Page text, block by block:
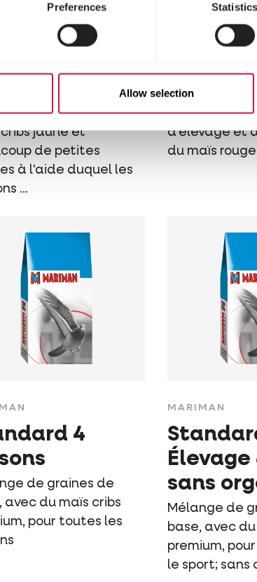
Preferences Statistics
Allow selection
de mue, avec du
jaune et
de petites
à l'aide duquel les
...
MARIMAN
Élevage
Mélange
d'élevage et
du maïs
4
de graines de
avec du maïs cribs
pour toutes les
MARIMAN
Élevage
sans
Mélange de
base, avec
premium,
le sport; sans